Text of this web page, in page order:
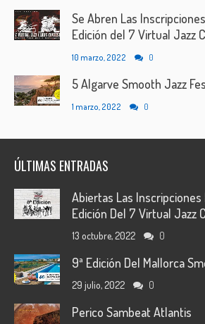
Se Abren Las
Edición del 7 Virtual Jazz
10 marzo, 2022 0
5 Algarve Smooth Jazz
1 marzo, 2022 0
ÚLTIMAS ENTRADAS
Abiertas Las Inscripciones
Edición Del 7 Virtual Jazz
13 octubre, 2022 0
9ª Edición Del Mallorca
29 julio, 2022 0
Perico Sambeat Atlantis